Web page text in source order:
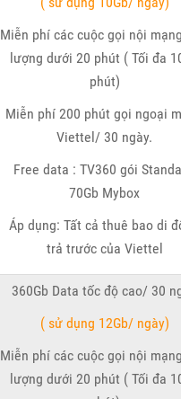
Miễn phí các cuộc gọi nội mạng
lượng dưới 20 phút ( Tối đa
phút)
Miễn phí 200 phút gọi ngoại
Viettel/ 30 ngày.
Free data : TV360 gói
70Gb Mybox
Áp dụng: Tất cả thuê bao di
trả trước của Viettel
360Gb Data tốc độ cao/ 30
( sử dụng 12Gb/ ngày)
Miễn phí các cuộc gọi nội mạng
lượng dưới 20 phút ( Tối đa